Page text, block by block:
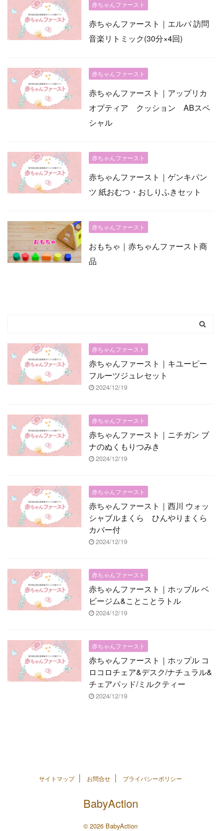
赤ちゃんファースト
赤ちゃんファースト｜エルパ 訪問
音楽リトミック(30分×4回)
赤ちゃんファースト
赤ちゃんファースト｜アップリカ
オプティア クッション ABスペ
シャル
赤ちゃんファースト
赤ちゃんファースト｜ゲンキパン
ツ 紙おむつ・おしりふきセット
赤ちゃんファースト
おもちゃ｜赤ちゃんファースト商
品
赤ちゃんファースト
赤ちゃんファースト｜キユーピー
フルーツジュレセット
2024/12/19
赤ちゃんファースト
赤ちゃんファースト｜ニチガン ブ
ナのぬくもりつみき
2024/12/19
赤ちゃんファースト
赤ちゃんファースト｜西川 ウォッ
シャブルまくら ひんやりまくら
カバー付
2024/12/19
赤ちゃんファースト
赤ちゃんファースト｜ホップル ベ
ビージム&ことことラトル
2024/12/19
赤ちゃんファースト
赤ちゃんファースト｜ホップル コ
ロコロチェア&デスク/ナチュラル&
チェアパッド/ミルクティー
2024/12/19
サイトマップ お問合せ プライバシーポリシー
BabyAction
© 2026 BabyAction